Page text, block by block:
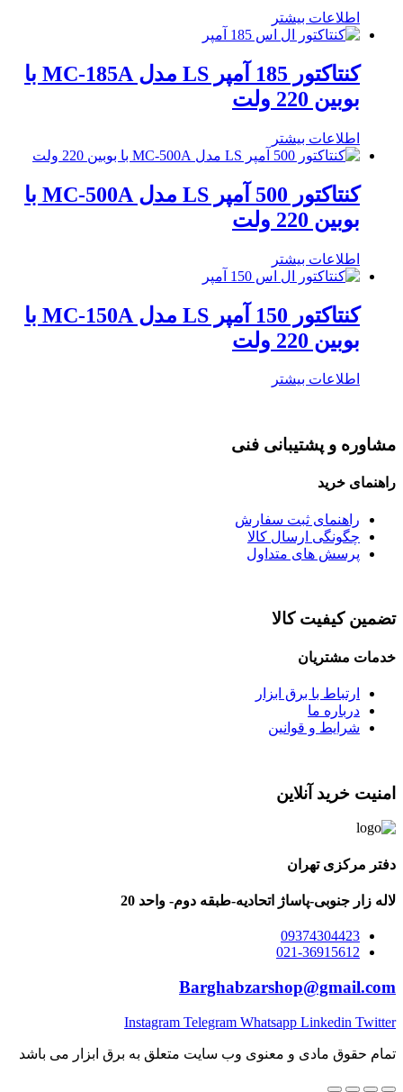
اطلاعات بیشتر
کنتاکتور 185 آمپر LS مدل MC-185A با
بوبین 220 ولت
اطلاعات بیشتر
کنتاکتور 500 آمپر LS مدل MC-500A با
بوبین 220 ولت
اطلاعات بیشتر
کنتاکتور 150 آمپر LS مدل MC-150A با
بوبین 220 ولت
اطلاعات بیشتر
مشاوره و پشتیبانی فنی
راهنمای خرید
راهنمای ثبت سفارش
چگونگی ارسال کالا
پرسش های متداول
تضمین کیفیت کالا
خدمات مشتریان
ارتباط با برق ابزار
درباره ما
شرایط و قوانین
امنیت خرید آنلاین
دفتر مرکزی تهران
لاله زار جنوبی-پاساژ اتحادیه-طبقه دوم- واحد 20
09374304423
021-36915612
Barghabzarshop@gmail.com
Instagram Telegram Whatsapp Linkedin Twitter
تمام حقوق مادی و معنوی وب سایت متعلق به برق ابزار می باشد